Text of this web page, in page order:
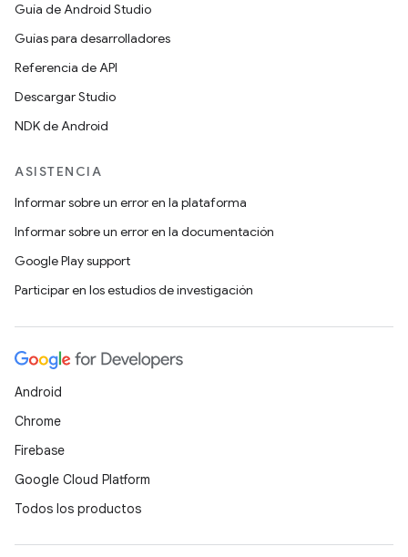
Guía de Android Studio
Guías para desarrolladores
Referencia de API
Descargar Studio
NDK de Android
ASISTENCIA
Informar sobre un error en la plataforma
Informar sobre un error en la documentación
Google Play support
Participar en los estudios de investigación
Android
Chrome
Firebase
Google Cloud Platform
Todos los productos